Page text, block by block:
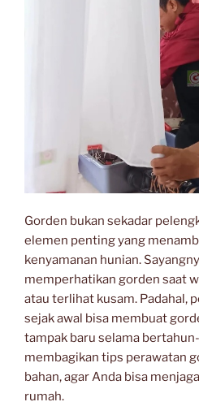
Gorden bukan sekadar
elemen penting yang
kenyamanan hunian.
memperhatikan gorden saat
atau terlihat kusam. Padahal,
sejak awal bisa membuat
tampak baru selama
membagikan tips perawatan
bahan, agar Anda bisa
rumah.